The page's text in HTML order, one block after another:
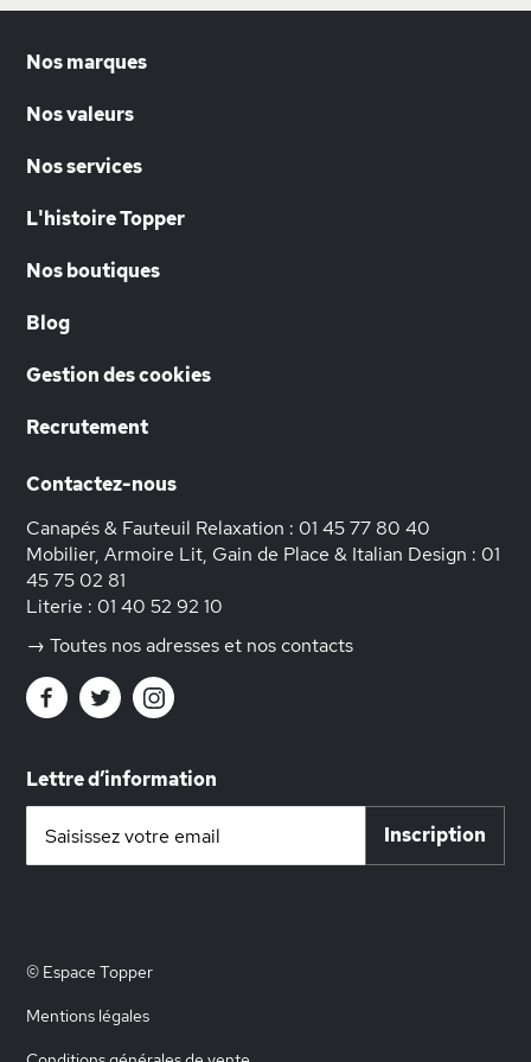
Nos marques
Nos valeurs
Nos services
L'histoire Topper
Nos boutiques
Blog
Gestion des cookies
Recrutement
Contactez-nous
Canapés & Fauteuil Relaxation : 01 45 77 80 40
Mobilier, Armoire Lit, Gain de Place & Italian Design : 01
45 75 02 81
Literie : 01 40 52 92 10
→ Toutes nos adresses et nos contacts
Lettre d’information
notre
Inscription
© Espace Topper
Mentions légales